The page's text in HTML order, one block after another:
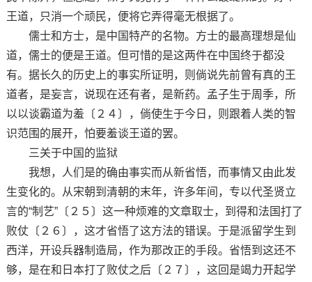
王道，只消一个顽民，便将它弄得毫无根据了。
儒士和方士，是中国特产的名物。方士的最高理想是仙
道，儒士的便是王道。但可惜的是这两件在中国终于都没
有。据长久的历史上的事实所证明，则倘说先前曾有真的王
道者，是妄言，说现在还有者，是新药。孟子生于周季，所
以以谈霸道为羞〔２４〕，倘使生于今日，则跟着人类的智
识范围的展开，怕要羞谈王道的罢。
三关于中国的监狱
我想，人们是的确由事实而从新省悟，而事情又由此发
生变化的。从宋朝到清朝的末年，许多年间，专以代圣贤立
言的“制艺”〔２５〕这一种烦难的文章取士，到得和法国打了
败仗〔２６〕，这才省悟了这方法的错误。于是派留学生到
西洋，开设兵器制造局，作为那改正的手段。省悟到这还不
够，是在和日本打了败仗之后〔２７〕，这回是竭力开起学